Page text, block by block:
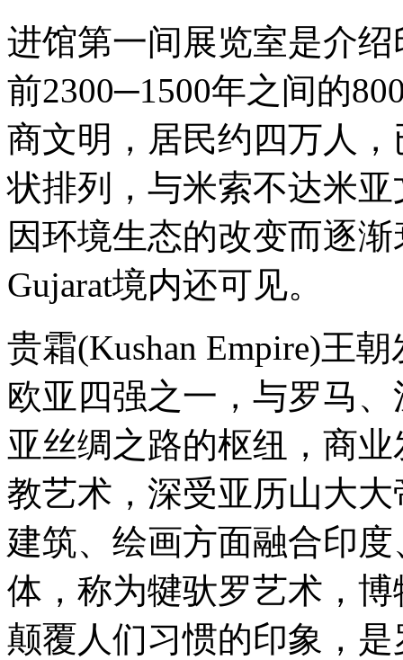
进馆第一间展览室是介
前2300─1500年之间的
商文明，居民约四万人
状排列，与米索不达米
因环境生态的改变而逐
Gujarat境内还可见。
贵霜(Kushan Empire)王
欧亚四强之一，与罗马
亚丝绸之路的枢纽，商
教艺术，深受亚历山大
建筑、绘画方面融合印
体，称为犍驮罗艺术，
颠覆人们习惯的印象，